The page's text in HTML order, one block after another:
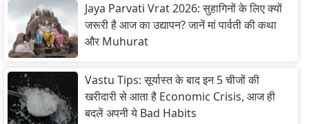
Jaya Parvati Vrat 2026: सुहागिनों के लिए क्यों
जरूरी है आज का उद्यापन? जानें मां पार्वती की कथा
और Muhurat
Vastu Tips: सूर्यास्त के बाद इन 5 चीजों की
खरीदारी से आता है Economic Crisis, आज ही
बदलें अपनी ये Bad Habits